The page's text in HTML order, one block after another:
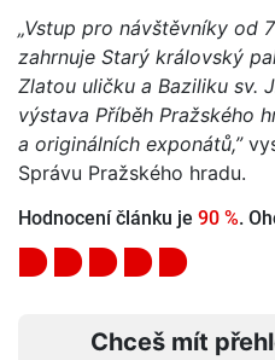
„Vstup pro návštěvníky od
zahrnuje Starý královský
Zlatou uličku a Baziliku sv.
výstava Příběh Pražského
a originálních exponátů,”
Správu Pražského hradu.
Hodnocení článku je 90 %.
Chceš mít